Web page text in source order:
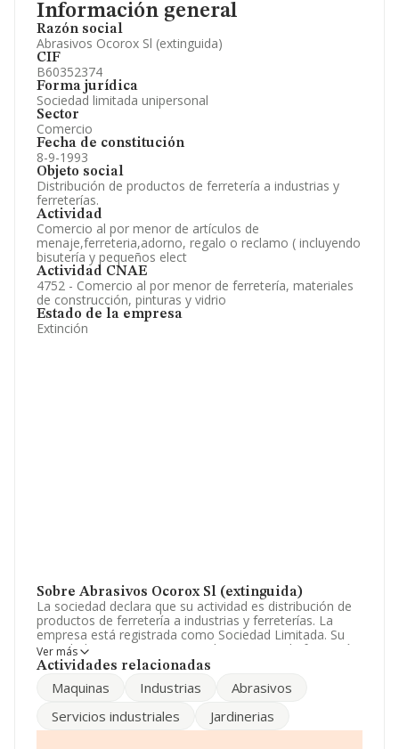
Información general
Razón social
Abrasivos Ocorox Sl (extinguida)
CIF
B60352374
Forma jurídica
Sociedad limitada unipersonal
Sector
Comercio
Fecha de constitución
8-9-1993
Objeto social
Distribución de productos de ferretería a industrias y
ferreterías.
Actividad
Comercio al por menor de artículos de
menaje,ferreteria,adorno, regalo o reclamo ( incluyendo
bisutería y pequeños elect
Actividad CNAE
4752 - Comercio al por menor de ferretería, materiales
de construcción, pinturas y vidrio
Estado de la empresa
Extinción
Sobre Abrasivos Ocorox Sl (extinguida)
La sociedad declara que su actividad es distribución de
productos de ferretería a industrias y ferreterías. La
empresa está registrada como Sociedad Limitada. Su
actividad CNAE es 'Comercio al por menor de ferretería,
pintura y vidrio en establecimientos especializados' con
cuenta la información disponible en INFORMA, ha
dispuesto de un número de empleados por debajo de la
Ver más
Actividades relacionadas
Maquinas Industrias
Abrasivos
Servicios industriales
Jardinerias